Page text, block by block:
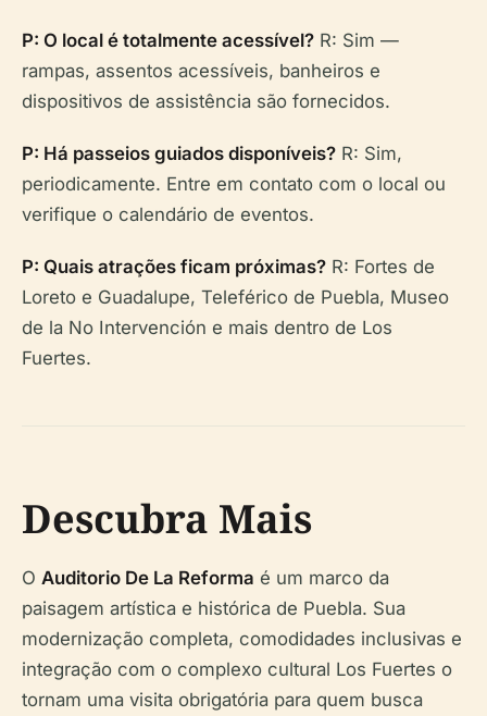
P: O local é totalmente acessível? R: Sim —
rampas, assentos acessíveis, banheiros e
dispositivos de assistência são fornecidos.
P: Há passeios guiados disponíveis? R: Sim,
periodicamente. Entre em contato com o local ou
verifique o calendário de eventos.
P: Quais atrações ficam próximas? R: Fortes de
Loreto e Guadalupe, Teleférico de Puebla, Museo
de la No Intervención e mais dentro de Los
Fuertes.
Descubra Mais
O Auditorio De La Reforma é um marco da
paisagem artística e histórica de Puebla. Sua
modernização completa, comodidades inclusivas e
integração com o complexo cultural Los Fuertes o
tornam uma visita obrigatória para quem busca